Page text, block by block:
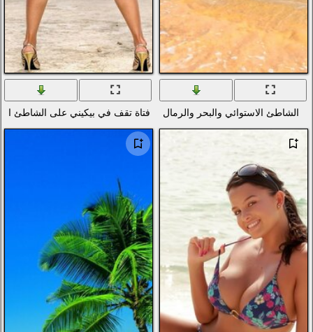
فتاة تقف في بيكيني على الشاطئ الرملي